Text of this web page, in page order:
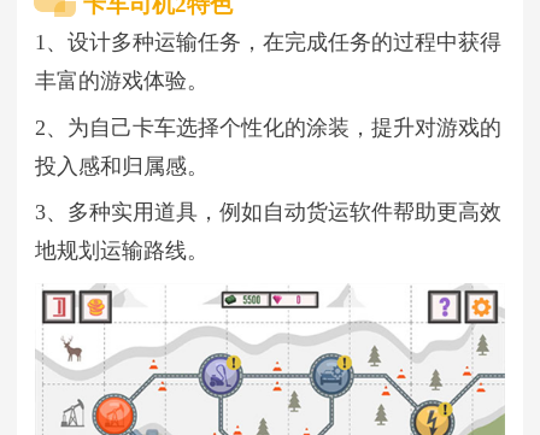
1、设计多种运输任务，在完成任务的过程中获得
丰富的游戏体验。
2、为自己卡车选择个性化的涂装，提升对游戏的
投入感和归属感。
3、多种实用道具，例如自动货运软件帮助更高效
地规划运输路线。